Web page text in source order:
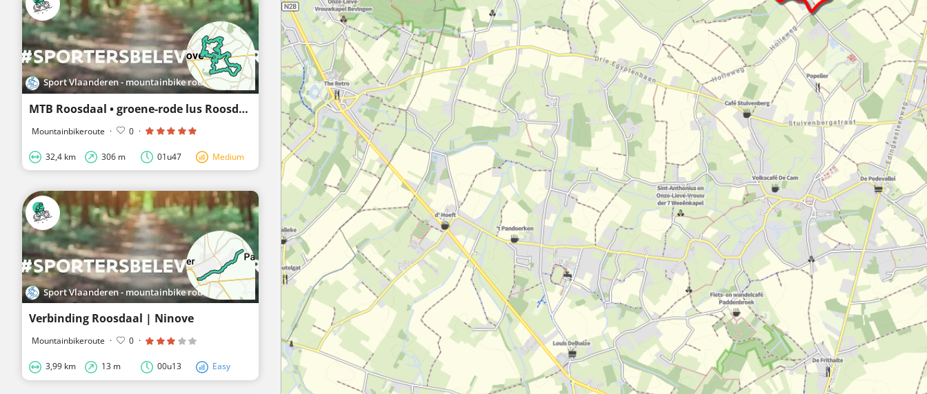
Sport Vlaanderen - mountainbike routes
MTB Roosdaal • groene-rode lus Roosdaal
Mountainbikeroute · 0 ·
32,4 km 306 m 01u47 Medium
Sport Vlaanderen - mountainbike routes
Verbinding Roosdaal | Ninove
Mountainbikeroute · 0 ·
3,99 km 13 m 00u13 Easy